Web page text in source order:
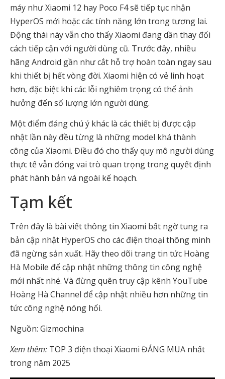
máy như Xiaomi 12 hay Poco F4 sẽ tiếp tục nhận
HyperOS mới hoặc các tính năng lớn trong tương lai.
Động thái này vẫn cho thấy Xiaomi đang dần thay đổi
cách tiếp cận với người dùng cũ. Trước đây, nhiều
hãng Android gần như cắt hỗ trợ hoàn toàn ngay sau
khi thiết bị hết vòng đời. Xiaomi hiện có vẻ linh hoạt
hơn, đặc biệt khi các lỗi nghiêm trọng có thể ảnh
hưởng đến số lượng lớn người dùng.
Một điểm đáng chú ý khác là các thiết bị được cập
nhật lần này đều từng là những model khá thành
công của Xiaomi. Điều đó cho thấy quy mô người dùng
thực tế vẫn đóng vai trò quan trọng trong quyết định
phát hành bản vá ngoài kế hoạch.
Tạm kết
Trên đây là bài viết thông tin Xiaomi bất ngờ tung ra
bản cập nhật HyperOS cho các điện thoại thông minh
đã ngừng sản xuất. Hãy theo dõi trang tin tức Hoàng
Hà Mobile để cập nhật những thông tin công nghệ
mới nhất nhé. Và đừng quên truy cập kênh YouTube
Hoàng Hà Channel để cập nhật nhiều hơn những tin
tức công nghệ nóng hổi.
Nguồn: Gizmochina
Xem thêm: TOP 3 điện thoại Xiaomi ĐÁNG MUA nhất
trong năm 2025